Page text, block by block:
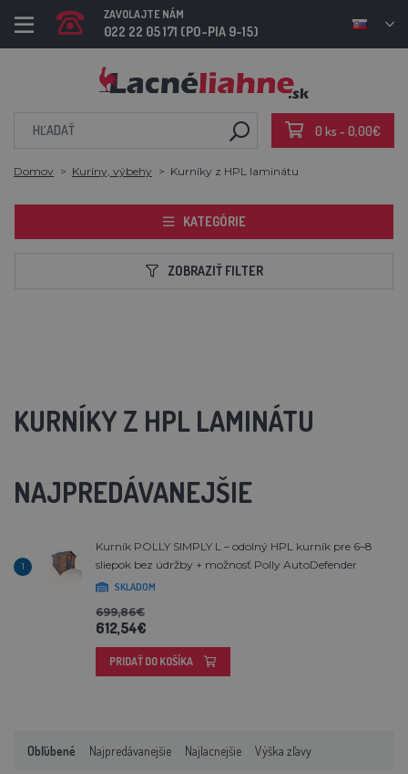
ZAVOLAJTE NÁM
022 22 05 171 (PO-PIA 9-15)
0 ks - 0,00€
Domov Kuríny, výbehy Kurníky z HPL laminátu
KATEGÓRIE
ZOBRAZIŤ FILTER
KURNÍKY Z HPL LAMINÁTU
NAJPREDÁVANEJŠIE
1
Kurník POLLY SIMPLY L – odolný HPL kurník pre 6–8
sliepok bez údržby + možnosť Polly AutoDefender
SKLADOM
699,86€
612,54€
PRIDAŤ DO KOŠÍKA
Obľúbené Najpredávanejšie Najlacnejšie Výška zľavy